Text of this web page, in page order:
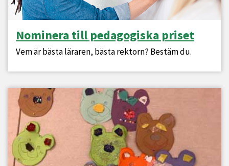
Nominera till pedagogiska priset
Vem är bästa läraren, bästa rektorn? Bestäm du.